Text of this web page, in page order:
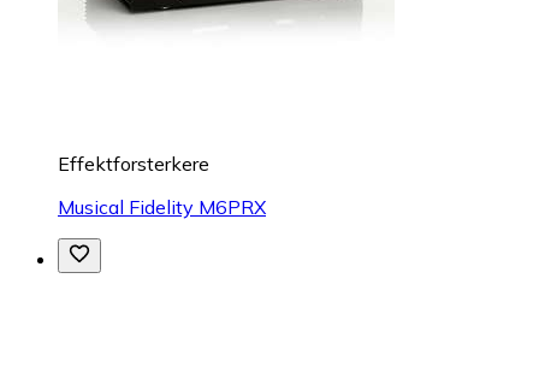
Effektforsterkere
Musical Fidelity M6PRX